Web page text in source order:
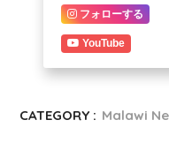
フォローする
YouTube
CATEGORY : Malawi